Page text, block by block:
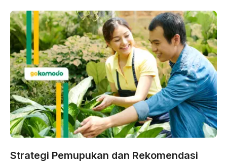
Strategi Pemupukan dan Rekomendasi